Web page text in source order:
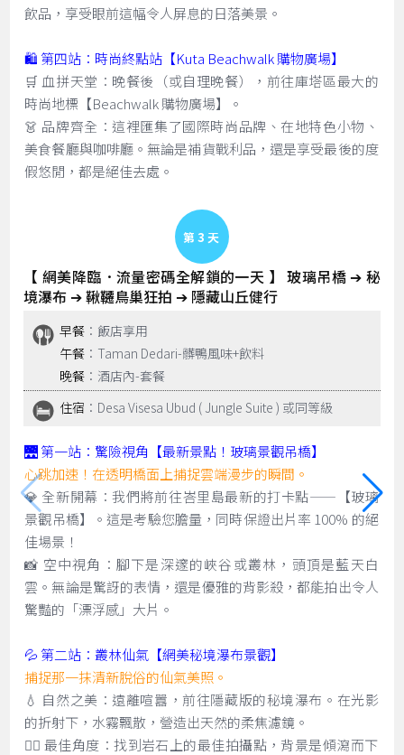
飲品，享受眼前這幅令人屏息的日落美景。
🛍️ 第四站：時尚終點站【Kuta Beachwalk 購物廣場】
🛒 血拼天堂：晚餐後（或自理晚餐），前往庫塔區最大的
時尚地標【Beachwalk 購物廣場】。
👗 品牌齊全：這裡匯集了國際時尚品牌、在地特色小物、
美食餐廳與咖啡廳。無論是補貨戰利品，還是享受最後的度
假悠閒，都是絕佳去處。
Day 3
【 網美降臨．流量密碼全解鎖的一天 】 玻璃吊橋 ➔ 秘
境瀑布 ➔ 鞦韆鳥巢狂拍 ➔ 隱藏山丘健行
早餐 ：飯店享用
午餐 ：Taman Dedari-髒鴨風味+飲料
晚餐 ：酒店內-套餐
住宿 ：Desa Visesa Ubud ( Jungle Suite ) 或同等級
🌉 第一站：驚險視角【最新景點！玻璃景觀吊橋】
心跳加速！在透明橋面上捕捉雲端漫步的瞬間。
💎 全新開幕：我們將前往峇里島最新的打卡點——【玻璃
景觀吊橋】。這是考驗您膽量，同時保證出片率 100% 的絕
佳場景！
📸 空中視角：腳下是深邃的峽谷或叢林，頭頂是藍天白
雲。無論是驚訝的表情，還是優雅的背影殺，都能拍出令人
驚豔的「漂浮感」大片。
💦 第二站：叢林仙氣【網美秘境瀑布景觀】
捕捉那一抹清新脫俗的仙氣美照。
💧 自然之美：遠離喧囂，前往隱藏版的秘境瀑布。在光影
的折射下，水霧飄散，營造出天然的柔焦濾鏡。
🧚‍♀️ 最佳角度：找到岩石上的最佳拍攝點，背景是傾瀉而下